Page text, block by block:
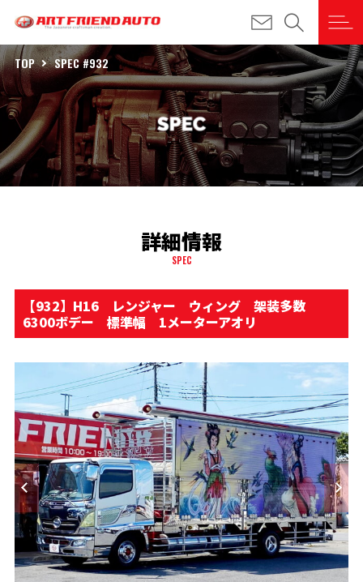
TOP SPEC #932
詳細情報
SPEC
【932】H16 レンジャー ウィング 架装多数
6300ボデー 標準幅 1メーターアオリ